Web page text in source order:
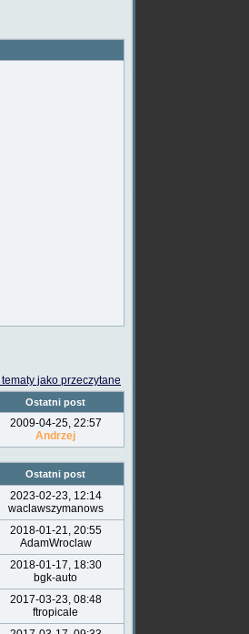
jako przeczytane
Ostatni post
2009-04-25, 22:57
Andrzej
Ostatni post
2023-02-23, 12:14
waclawszymanows
2018-01-21, 20:55
AdamWroclaw
2018-01-17, 18:30
bgk-auto
2017-03-23, 08:48
ftropicale